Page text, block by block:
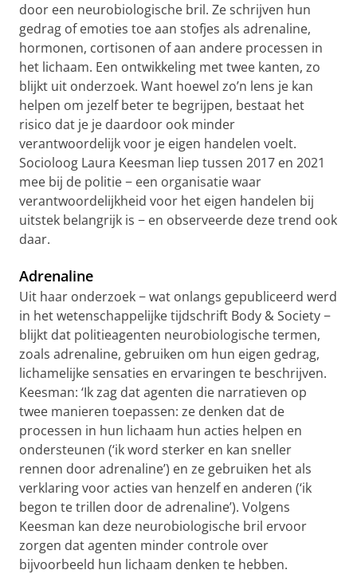
door een neurobiologische bril. Ze schrijven hun
gedrag of emoties toe aan stofjes als adrenaline,
hormonen, cortisonen of aan andere processen in
het lichaam. Een ontwikkeling met twee kanten, zo
blijkt uit onderzoek. Want hoewel zo’n lens je kan
helpen om jezelf beter te begrijpen, bestaat het
risico dat je je daardoor ook minder
verantwoordelijk voor je eigen handelen voelt.
Socioloog Laura Keesman liep tussen 2017 en 2021
mee bij de politie − een organisatie waar
verantwoordelijkheid voor het eigen handelen bij
uitstek belangrijk is − en observeerde deze trend ook
daar.
Adrenaline
Uit haar onderzoek − wat onlangs gepubliceerd werd
in het wetenschappelijke tijdschrift Body & Society −
blijkt dat politieagenten neurobiologische termen,
zoals adrenaline, gebruiken om hun eigen gedrag,
lichamelijke sensaties en ervaringen te beschrijven.
Keesman: ‘Ik zag dat agenten die narratieven op
twee manieren toepassen: ze denken dat de
processen in hun lichaam hun acties helpen en
ondersteunen (‘ik word sterker en kan sneller
rennen door adrenaline’) en ze gebruiken het als
verklaring voor acties van henzelf en anderen (‘ik
begon te trillen door de adrenaline’). Volgens
Keesman kan deze neurobiologische bril ervoor
zorgen dat agenten minder controle over
bijvoorbeeld hun lichaam denken te hebben.